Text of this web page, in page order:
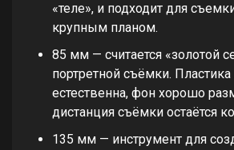
«теле», и подходит для
крупным планом.
85 мм — считается «золотой
портретной съёмки.
естественна, фон хорошо
дистанция съёмки остаётся
135 мм — инструмент для